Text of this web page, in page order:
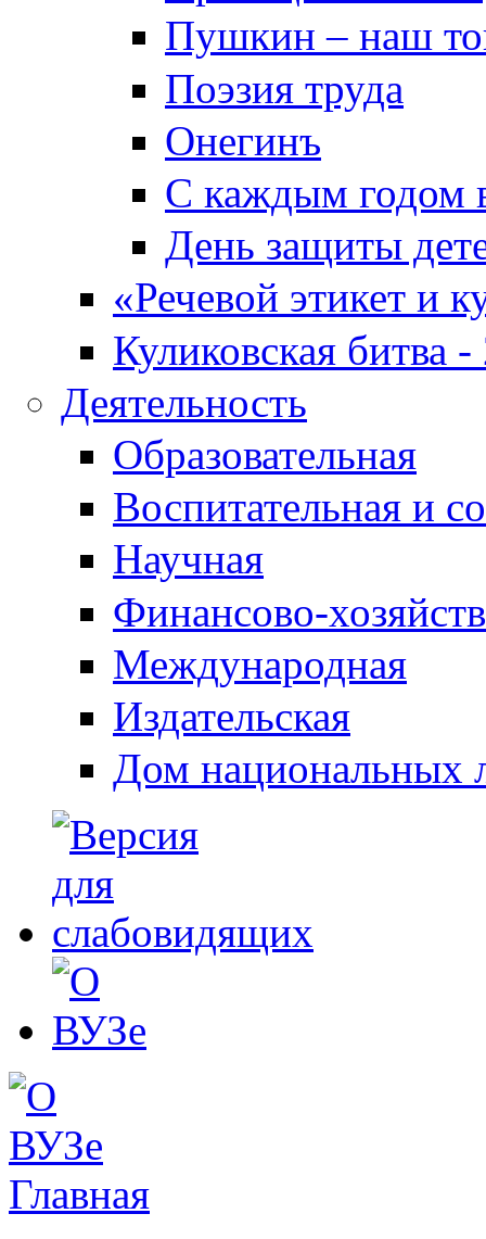
Пушкин – наш
Поэзия труда
Онегинъ
С каждым годом
День защиты
«Речевой этикет и
Куликовская битва
Деятельность
Образовательная
Воспитательная и
Научная
Финансово-
Международная
Издательская
Дом национальных
Вы здесь
Главная